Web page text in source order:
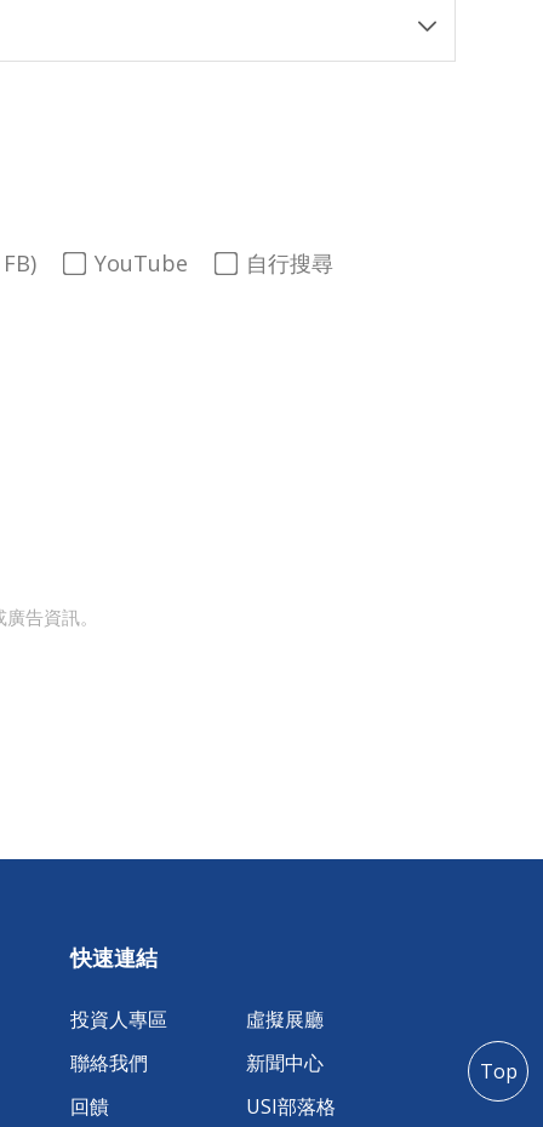
YouTube 自行搜尋
告資訊。
快速連結
投資人專區
虛擬展廳
聯絡我們
新聞中心
回饋
USI部落格
Top